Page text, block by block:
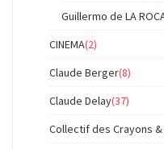
Guillermo de LA
CINEMA(2)
Claude Berger(8)
Claude Delay(37)
Collectif des Crayons